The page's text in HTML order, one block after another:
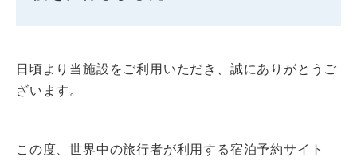
日頃より当施設をご利用いただき、誠にありがとうご
ざいます。
この度、世界中の旅行者が利用する宿泊予約サイト